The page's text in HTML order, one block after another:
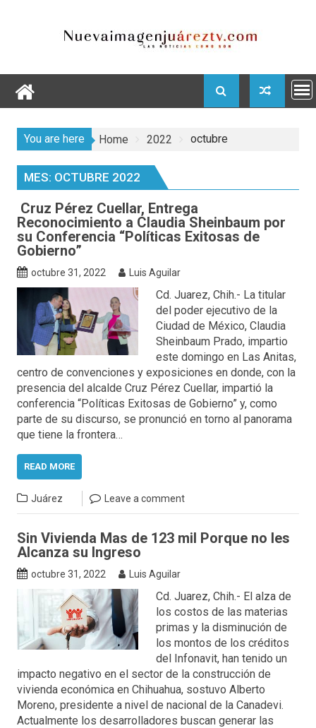
You are here Home 2022 octubre
MES: OCTUBRE 2022
Cruz Pérez Cuellar, Entrega
Reconocimiento a Claudia Sheinbaum por
su Conferencia “Políticas Exitosas de
Gobierno”
octubre 31, 2022 Luis Aguilar
Cd. Juarez, Chih.- La titular
del poder ejecutivo de la
Ciudad de México, Claudia
Sheinbaum Prado, impartio
este domingo en Las Anitas,
centro de convenciones y exposiciones en donde, con la
presencia del alcalde Cruz Pérez Cuellar, impartió la
conferencia “Políticas Exitosas de Gobierno” y, como
parte de su discurso, se pronunció en torno al panorama
que tiene la frontera…
READ MORE
Juárez Leave a comment
Sin Vivienda Mas de 123 mil Porque no les
Alcanza su Ingreso
octubre 31, 2022 Luis Aguilar
Cd. Juarez, Chih.- El alza de
los costos de las materias
primas y la disminución de
los montos de los créditos
del Infonavit, han tenido un
impacto negativo en el sector de la construcción de
vivienda económica en Chihuahua, sostuvo Alberto
Moreno, presidente a nivel de nacional de la Canadevi.
Actualmente los desarrolladores buscan generar las